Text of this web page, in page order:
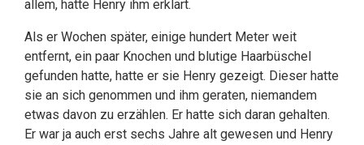
allem, hatte Henry ihm erklärt.
Als er Wochen später, einige hundert Meter weit
entfernt, ein paar Knochen und blutige Haarbüschel
gefunden hatte, hatte er sie Henry gezeigt. Dieser hatte
sie an sich genommen und ihm geraten, niemandem
etwas davon zu erzählen. Er hatte sich daran gehalten.
Er war ja auch erst sechs Jahre alt gewesen und Henry